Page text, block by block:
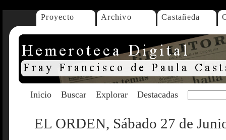
Proyecto Archivo Castañeda
Inicio Buscar Explorar Destacadas
EL ORDEN, Sábado 27 de